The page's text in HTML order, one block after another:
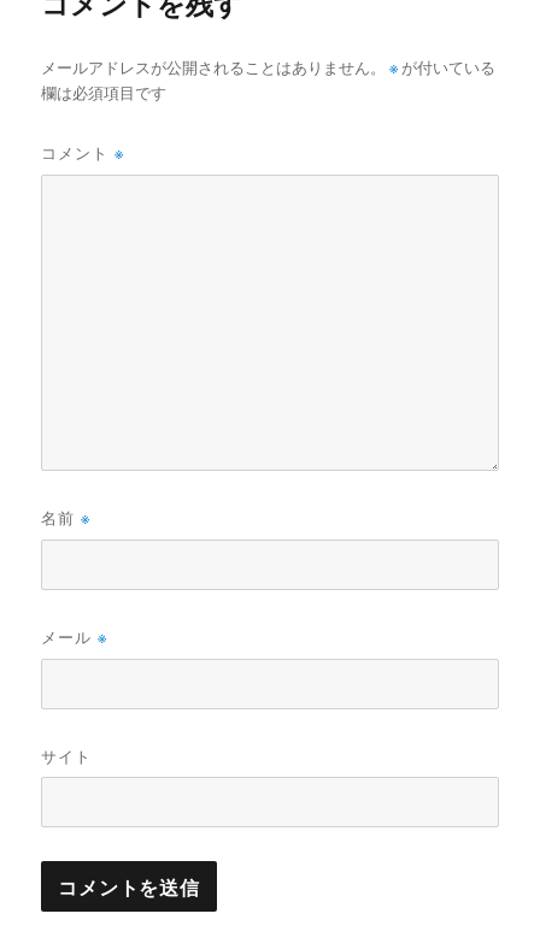
メールアドレスが公開されることはありません。 ※ が付いている
欄は必須項目です
コメント※
名前※
メール※
サイト